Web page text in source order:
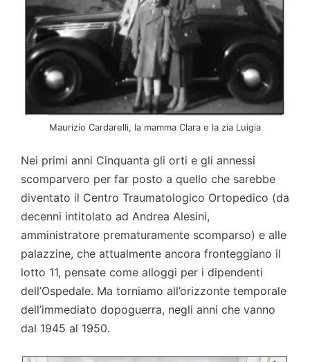
Maurizio Cardarelli, la mamma Clara e la zia Luigia
Nei primi anni Cinquanta gli orti e gli annessi
scomparvero per far posto a quello che sarebbe
diventato il Centro Traumatologico Ortopedico (da
decenni intitolato ad Andrea Alesini,
amministratore prematuramente scomparso) e alle
palazzine, che attualmente ancora fronteggiano il
lotto 11, pensate come alloggi per i dipendenti
dell’Ospedale. Ma torniamo all’orizzonte temporale
dell’immediato dopoguerra, negli anni che vanno
dal 1945 al 1950.